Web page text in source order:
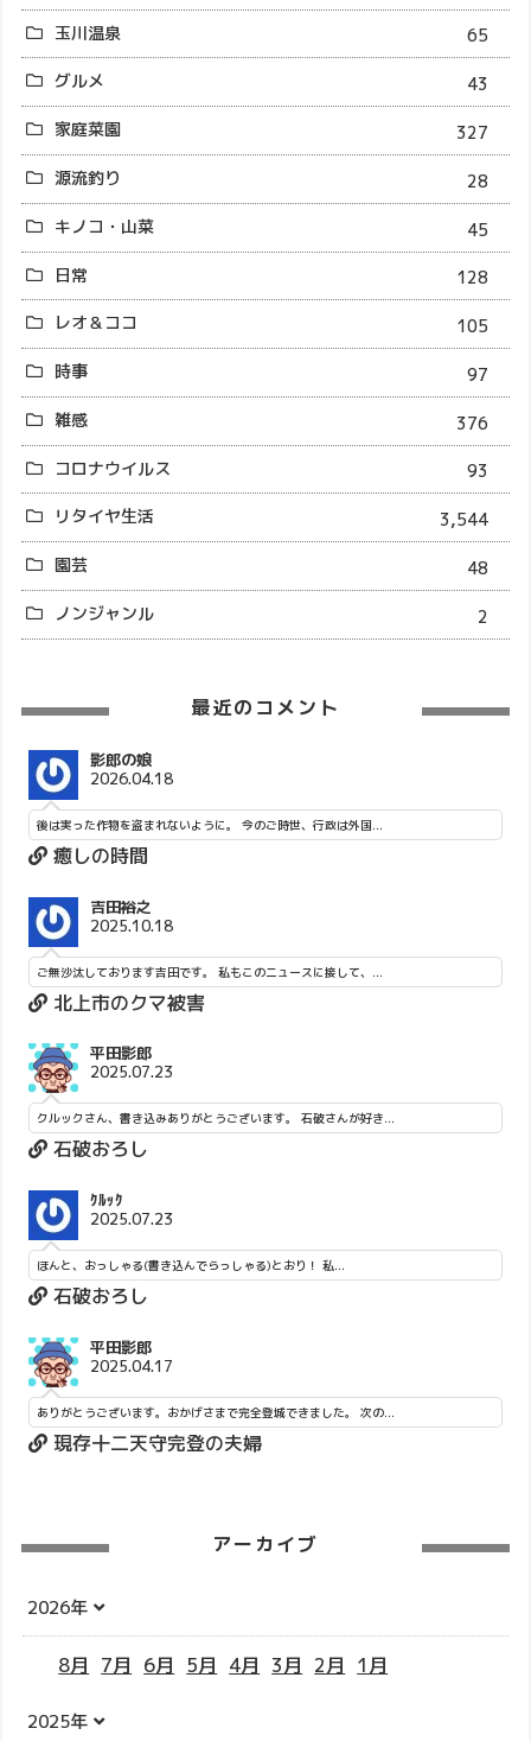
玉川温泉
65
グルメ
43
家庭菜園
327
源流釣り
28
キノコ・山菜
45
日常
128
レオ＆ココ
105
時事
97
雑感
376
コロナウイルス
93
リタイヤ生活
3,544
園芸
48
ノンジャンル
2
最近のコメント
影郎の娘
2026.04.18
後は実った作物を盗まれないように。 今のご時世、行政は外国...
癒しの時間
吉田裕之
2025.10.18
ご無沙汰しております吉田です。 私もこのニュースに接して、...
北上市のクマ被害
平田影郎
2025.07.23
クルックさん、書き込みありがとうございます。 石破さんが好き...
石破おろし
ｸﾙｯｸ
2025.07.23
ほんと、おっしゃる(書き込んでらっしゃる)とおり！ 私...
石破おろし
平田影郎
2025.04.17
ありがとうございます。おかげさまで完全登城できました。 次の...
現存十二天守完登の夫婦
アーカイブ
2026年
8月 7月 6月 5月 4月 3月 2月 1月
2025年